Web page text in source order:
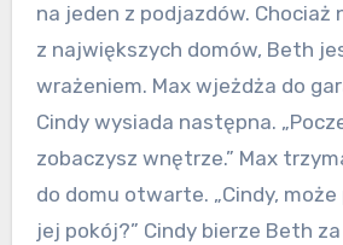
na jeden z podjazdów.
z największych domów, Beth
wrażeniem. Max wjeżdża do
Cindy wysiada następna.
zobaczysz wnętrze.” Max
do domu otwarte. „Cindy,
jej pokój?” Cindy bierze Beth za